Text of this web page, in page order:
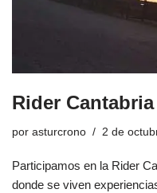
Rider
por asturcrono 2 de
Participamos en la Rider
donde se viven